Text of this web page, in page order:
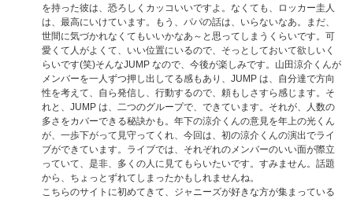
を持った彼は、恐ろしくカッコいいですよ。なくても、ロッカー圭人
は、最高にいけています。もう、パパの話は、いらないなあ。まだ、
世間に気づかれなくてもいいかなあ～と思ってしまうくらいです。可
愛くて人がよくて、いい位置にいるので、そっとしておいて欲しいく
らいです(笑)そんなJUMP なので、今後が楽しみです。山田涼介くんが
メンバーを一人ずつ押し出してる感もあり、JUMP は、自分達で方向
性を考えて、自ら発信し、行動するので、頼もしさすら感じます。そ
れと、JUMP は、二つのグループで、できています。それが、人数の
多さをカバーできる秘訣かも。年下の涼介くんの意見を年上の光くん
が、一歩下がって見守ってくれ、今回は、初の涼介くんの演出でライ
ブができています。ライブでは、それぞれのメンバーのいい面が際立
っていて、是非、多くの人に見てもらいたいです。すみません。話題
から、ちょっとずれてしまったかもしれませんね。
こちらのサイトに初めてきて、ジャニーズが好きな方が集まっている